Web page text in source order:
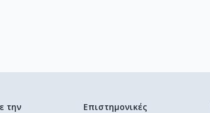
την
Επιστημονικές